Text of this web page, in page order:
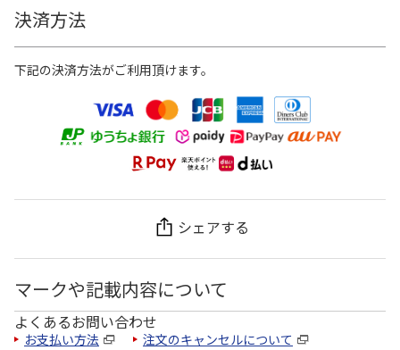
決済方法
下記の決済方法がご利用頂けます。
シェアする
マークや記載内容について
よくあるお問い合わせ
お支払い方法 注文のキャンセルについて